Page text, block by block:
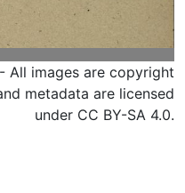
images are copyright
metadata are licensed
under CC BY-SA 4.0.